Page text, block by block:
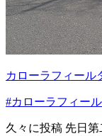
カローラフィール
#カローラフィー
久々に投稿 先日